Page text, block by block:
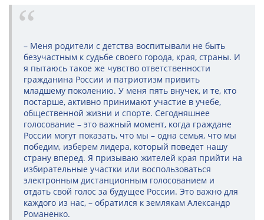
– Меня родители с детства воспитывали не быть
безучастным к судьбе своего города, края, страны. И
я пытаюсь такое же чувство ответственности
гражданина России и патриотизм привить
младшему поколению. У меня пять внучек, и те, кто
постарше, активно принимают участие в учебе,
общественной жизни и спорте. Сегодняшнее
голосование – это важный момент, когда граждане
России могут показать, что мы – одна семья, что мы
победим, изберем лидера, который поведет нашу
страну вперед. Я призываю жителей края прийти на
избирательные участки или воспользоваться
электронным дистанционным голосованием и
отдать свой голос за будущее России. Это важно для
каждого из нас, – обратился к землякам Александр
Романенко.